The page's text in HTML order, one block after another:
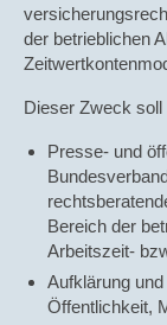
der betrieblichen
Dieser Zweck
Presse- und
Bereich der
Arbeitszeit-
Aufklärung
Öffentlichkeit,